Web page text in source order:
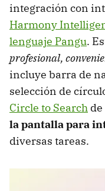
integración con
Harmony
lenguaje Pangu.
profesional,
incluye barra de
selección de
Circle to Search de
la pantalla para
diversas tareas.